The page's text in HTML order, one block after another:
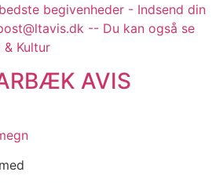
begivenheder - Indsend din
-- Du kan også se
& Kultur
AVIS